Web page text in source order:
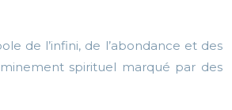
de l’infini, de l’abondance et des
spirituel marqué par des